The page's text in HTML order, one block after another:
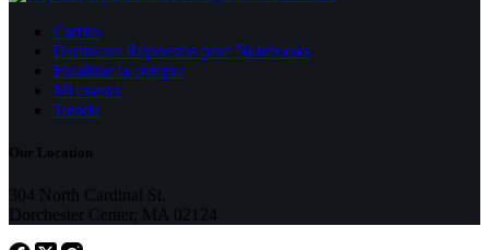
Carrito
Darhware Repuestos para Notebooks
Finalizar la compra
Mi cuenta
Tienda
Our Location
304 North Cardinal St.
Dorchester Center, MA 02124